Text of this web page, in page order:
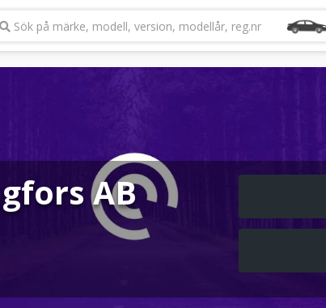
Sök på märke, modell, version, modellår, reg.nr
AB